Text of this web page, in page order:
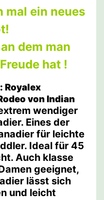
mal ein neues
dem man
hat !
Royalex
von Indian
wendiger
Eines der
für leichte
Ideal für 45
Auch klasse
geeignet,
lässt sich
und leicht